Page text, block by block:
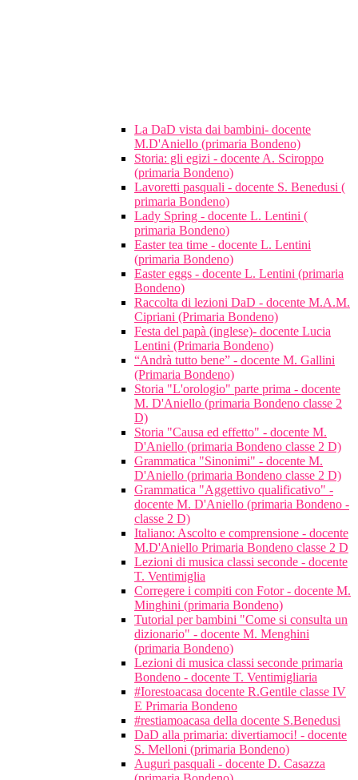
La DaD vista dai bambini- docente
M.D'Aniello (primaria Bondeno)
Storia: gli egizi - docente A. Sciroppo
(primaria Bondeno)
Lavoretti pasquali - docente S. Benedusi (
primaria Bondeno)
Lady Spring - docente L. Lentini (
primaria Bondeno)
Easter tea time - docente L. Lentini
(primaria Bondeno)
Easter eggs - docente L. Lentini (primaria
Bondeno)
Raccolta di lezioni DaD - docente M.A.M.
Cipriani (Primaria Bondeno)
Festa del papà (inglese)- docente Lucia
Lentini (Primaria Bondeno)
“Andrà tutto bene” - docente M. Gallini
(Primaria Bondeno)
Storia "L'orologio" parte prima - docente
M. D'Aniello (primaria Bondeno classe 2
D)
Storia "Causa ed effetto" - docente M.
D'Aniello (primaria Bondeno classe 2 D)
Grammatica "Sinonimi" - docente M.
D'Aniello (primaria Bondeno classe 2 D)
Grammatica "Aggettivo qualificativo" -
docente M. D'Aniello (primaria Bondeno -
classe 2 D)
Italiano: Ascolto e comprensione - docente
M.D'Aniello Primaria Bondeno classe 2 D
Lezioni di musica classi seconde - docente
T. Ventimiglia
Corregere i compiti con Fotor - docente M.
Minghini (primaria Bondeno)
Tutorial per bambini "Come si consulta un
dizionario" - docente M. Menghini
(primaria Bondeno)
Lezioni di musica classi seconde primaria
Bondeno - docente T. Ventimigliaria
#Iorestoacasa docente R.Gentile classe IV
E Primaria Bondeno
#restiamoacasa della docente S.Benedusi
DaD alla primaria: divertiamoci! - docente
S. Melloni (primaria Bondeno)
Auguri pasquali - docente D. Casazza